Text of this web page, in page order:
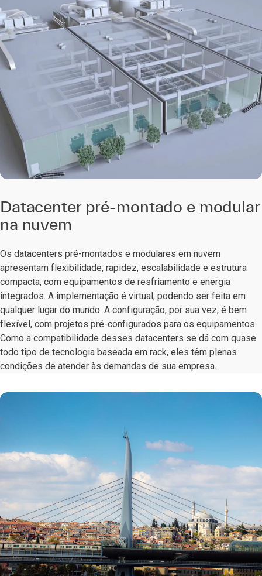
Datacenter pré-montado e modular
na nuvem
Os datacenters pré-montados e modulares em nuvem
apresentam flexibilidade, rapidez, escalabilidade e estrutura
compacta, com equipamentos de resfriamento e energia
integrados. A implementação é virtual, podendo ser feita em
qualquer lugar do mundo. A configuração, por sua vez, é bem
flexível, com projetos pré-configurados para os equipamentos.
Como a compatibilidade desses datacenters se dá com quase
todo tipo de tecnologia baseada em rack, eles têm plenas
condições de atender às demandas de sua empresa.